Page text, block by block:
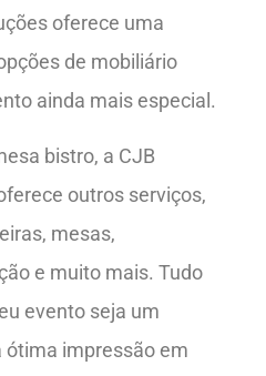
oferece uma
de mobiliário
ainda mais especial.
bistro, a CJB
outros serviços,
mesas,
e muito mais. Tudo
evento seja um
ótima impressão em